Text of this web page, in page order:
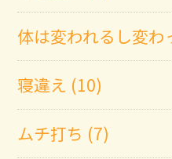
体は変われるし変わ
寝違え (10)
ムチ打ち (7)